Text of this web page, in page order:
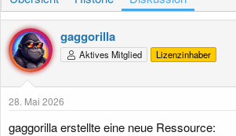
e
l
l
e
r
e
l
t
m
gaggorilla
Aktives Mitglied Lizenzinhaber
28. Mai 2026
gaggorilla erstellte eine neue Ressource: